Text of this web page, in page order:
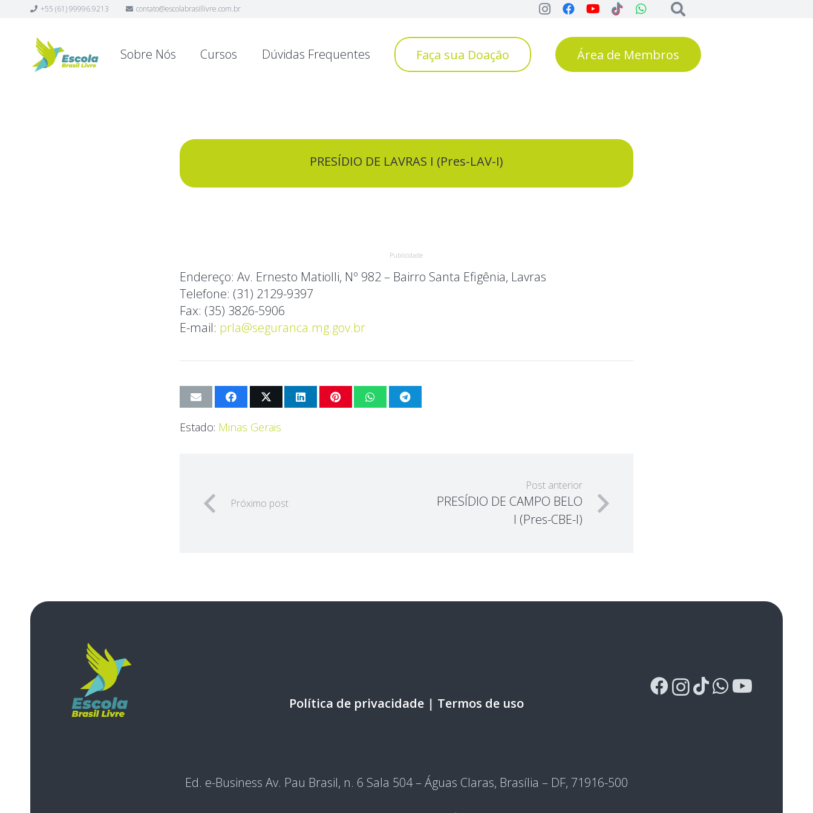
+55 (61) 99996.9213 contato@escolabrasillivre.com.br
Sobre Nós Cursos Dúvidas Frequentes Faça sua Doação Área de Membros
PRESÍDIO DE LAVRAS I (Pres-LAV-I)
Publicidade
Endereço: Av. Ernesto Matiolli, Nº 982 – Bairro Santa Efigênia, Lavras
Telefone: (31) 2129-9397
Fax: (35) 3826-5906
E-mail: prla@seguranca.mg.gov.br
Estado: Minas Gerais
Próximo post
Post anterior
PRESÍDIO DE CAMPO BELO
I (Pres-CBE-I)
Política de privacidade| Termos de uso
Ed. e-Business Av. Pau Brasil, n. 6 Sala 504 – Águas Claras, Brasília – DF, 71916-500